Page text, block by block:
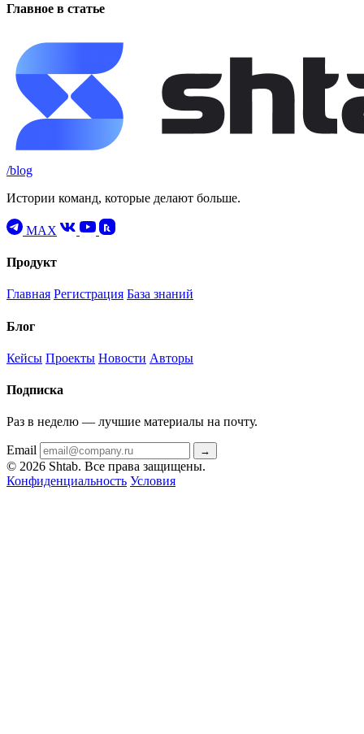
Главное в статье
/blog
Истории команд, которые делают больше.
MAX
Продукт
Главная Регистрация База знаний
Блог
Кейсы Проекты Новости Авторы
Подписка
Раз в неделю — лучшие материалы на почту.
Email →
© 2026 Shtab. Все права защищены.
Конфиденциальность Условия